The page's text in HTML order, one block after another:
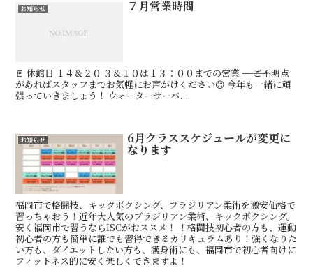
お知らせ ７月営業時間
🚪 休館日 １４＆２０ ３＆１０は１３：００までの営業 ―――――――――― ご不明点
があればスタッフまでお気軽にお声がけください😊 今年も一緒に頑
張っていきましょう！ ウォーターサーバ...
お知らせ 6月クラススケジュールが変更に
なります
福岡市で格闘技、キックボクシング、ブラジリアン柔術を激安価格で
習っちゃおう！近年大人気のブラジリアン柔術、キックボクシング。
安く福岡市で習うならISCがおススメ！ ！格闘技初心者の方も、運動
初心者の方も簡単に誰でも習得できるカリキュラムあり！強くなりた
い方も、ダイエットしたい方も、護身術にも、福岡市で初心者向けに
フィットネス的に安く楽しくできますよ！